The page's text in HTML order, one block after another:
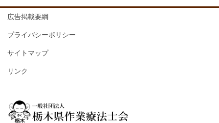
広告掲載要綱
プライバシーポリシー
サイトマップ
リンク